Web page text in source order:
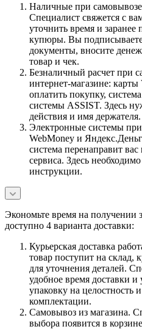
Наличные при
Специалист свяжется с
уточнить время и заранее
купюры. Вы
документы, вносите
товар и чек.
Безналичный расчет при
интернет-магазине:
оплатить покупку,
системы ASSIST. Здесь
действия и имя держателя.
Электронные системы при
WebMoney и
система перенаправит
сервиса. Здесь
инструкции.
Экономьте время на получении
доступно 4 варианта доставки:
Курьерская доставка
товар поступит на склад,
для уточнения деталей.
удобное время доставки
упаковку на целостность
комплектации.
Самовывоз из магазина.
выбора появится в